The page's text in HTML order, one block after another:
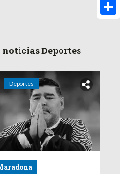
noticias Deportes
Deportes